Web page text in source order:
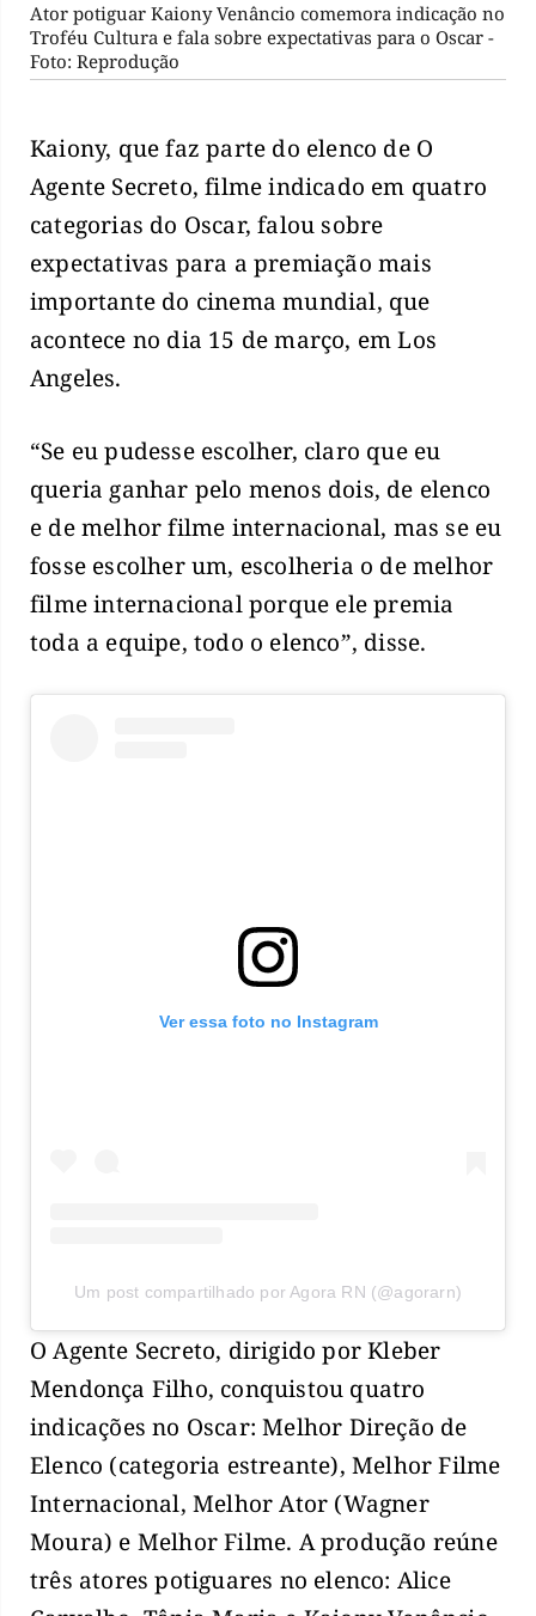
Ator potiguar Kaiony Venâncio comemora indicação no
Troféu Cultura e fala sobre expectativas para o Oscar -
Foto: Reprodução
Kaiony, que faz parte do elenco de O
Agente Secreto, filme indicado em quatro
categorias do Oscar, falou sobre
expectativas para a premiação mais
importante do cinema mundial, que
acontece no dia 15 de março, em Los
Angeles.
“Se eu pudesse escolher, claro que eu
queria ganhar pelo menos dois, de elenco
e de melhor filme internacional, mas se eu
fosse escolher um, escolheria o de melhor
filme internacional porque ele premia
toda a equipe, todo o elenco”, disse.
Ver essa foto no Instagram
Um post compartilhado por Agora RN (@agorarn)
O Agente Secreto, dirigido por Kleber
Mendonça Filho, conquistou quatro
indicações no Oscar: Melhor Direção de
Elenco (categoria estreante), Melhor Filme
Internacional, Melhor Ator (Wagner
Moura) e Melhor Filme. A produção reúne
três atores potiguares no elenco: Alice